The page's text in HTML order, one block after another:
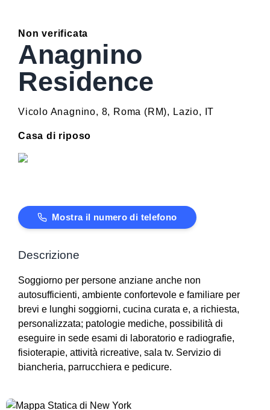
Non verificata
Anagnino
Residence
Vicolo Anagnino, 8, Roma (RM), Lazio, IT
Casa di riposo
Mostra il numero di telefono
Descrizione
Soggiorno per persone anziane anche non
autosufficienti, ambiente confortevole e familiare per
brevi e lunghi soggiorni, cucina curata e, a richiesta,
personalizzata; patologie mediche, possibilità di
eseguire in sede esami di laboratorio e radiografie,
fisioterapie, attività ricreative, sala tv. Servizio di
biancheria, parrucchiera e pedicure.